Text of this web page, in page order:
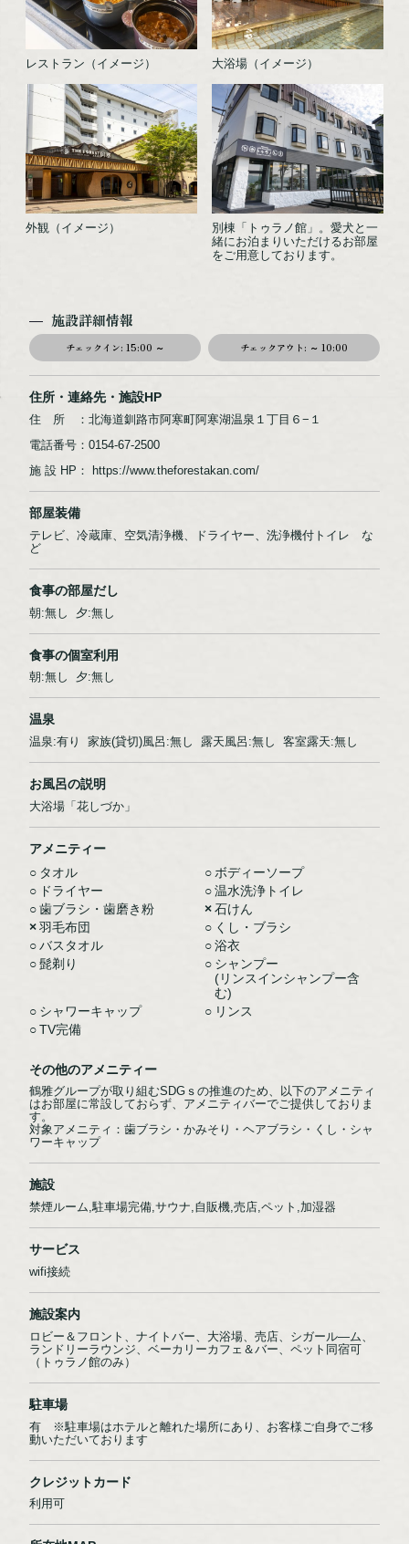
〒085-0467
北海道釧路市阿寒町阿寒湖温泉2丁目6-20
TEL：0154-67-3200
FAX：0154-67-3024
［営業時間］ 9:00～18:00
※12/31～1/1は休館
NPO法人阿寒観光協会まちづくり推進機構オフィシャルサイトはこちら
レストラン（イメージ） 大浴場（イメージ）
外観（イメージ）
別棟「トゥラノ館」。愛犬と一
緒にお泊まりいただけるお部屋
をご用意しております。
施設詳細情報
チェックイン: 15:00 ～ チェックアウト: ～ 10:00
住所・連絡先・施設HP
住 所 ：北海道釧路市阿寒町阿寒湖温泉１丁目６−１
電話番号：0154-67-2500
施 設 HP： https://www.theforestakan.com/
部屋装備
テレビ、冷蔵庫、空気清浄機、ドライヤー、洗浄機付トイレ な
ど
食事の部屋だし
朝:無し 夕:無し
食事の個室利用
朝:無し 夕:無し
温泉
温泉:有り 家族(貸切)風呂:無し 露天風呂:無し 客室露天:無し
お風呂の説明
大浴場「花しづか」
アメニティー
○ タオル ○ ボディーソープ
○ ドライヤー ○ 温水洗浄トイレ
○ 歯ブラシ・歯磨き粉 × 石けん
× 羽毛布団 ○ くし・ブラシ
○ バスタオル ○ 浴衣
○ 髭剃り ○ シャンプー
(リンスインシャンプー含
む)
○ シャワーキャップ ○ リンス
○ TV完備
その他のアメニティー
鶴雅グループが取り組むSDGｓの推進のため、以下のアメニティ
はお部屋に常設しておらず、アメニティバーでご提供しておりま
す。
対象アメニティ：歯ブラシ・かみそり・ヘアブラシ・くし・シャ
ワーキャップ
施設
禁煙ルーム,駐車場完備,サウナ,自販機,売店,ペット,加湿器
サービス
wifi接続
施設案内
ロビー＆フロント、ナイトバー、大浴場、売店、シガール―ム、
ランドリーラウンジ、ベーカリーカフェ＆バー、ペット同宿可
（トゥラノ館のみ）
駐車場
有 ※駐車場はホテルと離れた場所にあり、お客様ご自身でご移
動いただいております
クレジットカード
利用可